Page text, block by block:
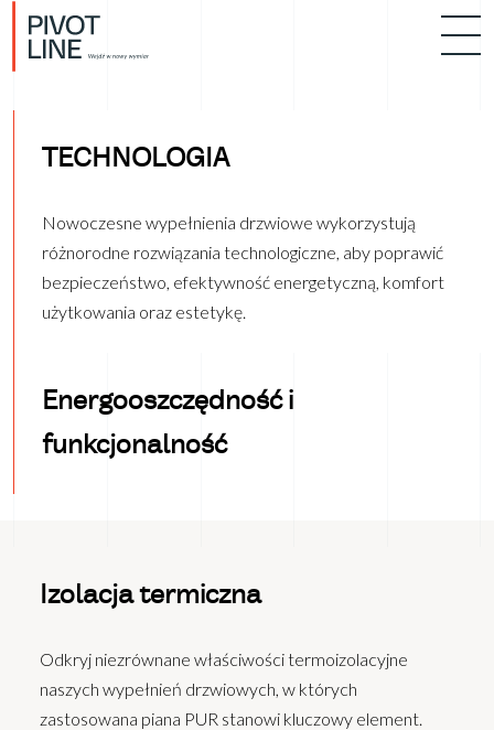
TECHNOLOGIA
Nowoczesne wypełnienia drzwiowe wykorzystują
różnorodne rozwiązania technologiczne, aby poprawić
bezpieczeństwo, efektywność energetyczną, komfort
użytkowania oraz estetykę.
Energooszczędność i
funkcjonalność
Izolacja termiczna
Odkryj niezrównane właściwości termoizolacyjne
naszych wypełnień drzwiowych, w których
zastosowana piana PUR stanowi kluczowy element.